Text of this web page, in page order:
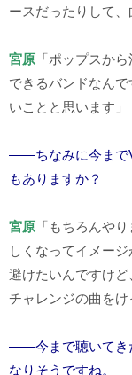
ースだったりして、
宮原 「ポップスか
できるバンドなん
いことと思います」
――ちなみに今まで
もありますか？
宮原 「もちろんや
しくなってイメー
避けたいんですけ
チャレンジの曲をけ
――今まで聴いてき
なりそうですね。